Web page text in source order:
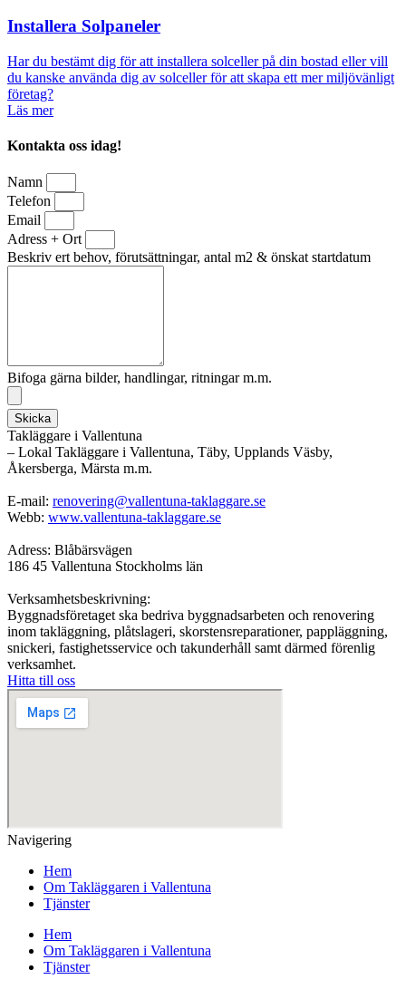
Installera Solpaneler
Har du bestämt dig för att installera solceller på din bostad eller vill
du kanske använda dig av solceller för att skapa ett mer miljövänligt
företag?
Läs mer
Kontakta oss idag!
Namn
Telefon
Email
Adress + Ort
Beskriv ert behov, förutsättningar, antal m2 & önskat startdatum
Bifoga gärna bilder, handlingar, ritningar m.m.
Skicka
Takläggare i Vallentuna
– Lokal Takläggare i Vallentuna, Täby, Upplands Väsby,
Åkersberga, Märsta m.m.
E-mail: renovering@vallentuna-taklaggare.se
Webb: www.vallentuna-taklaggare.se
Adress: Blåbärsvägen
186 45 Vallentuna Stockholms län
Verksamhetsbeskrivning:
Byggnadsföretaget ska bedriva byggnadsarbeten och renovering
inom takläggning, plåtslageri, skorstensreparationer, pappläggning,
snickeri, fastighetsservice och takunderhåll samt därmed förenlig
verksamhet.
Hitta till oss
Navigering
Hem
Om Takläggaren i Vallentuna
Tjänster
Hem
Om Takläggaren i Vallentuna
Tjänster